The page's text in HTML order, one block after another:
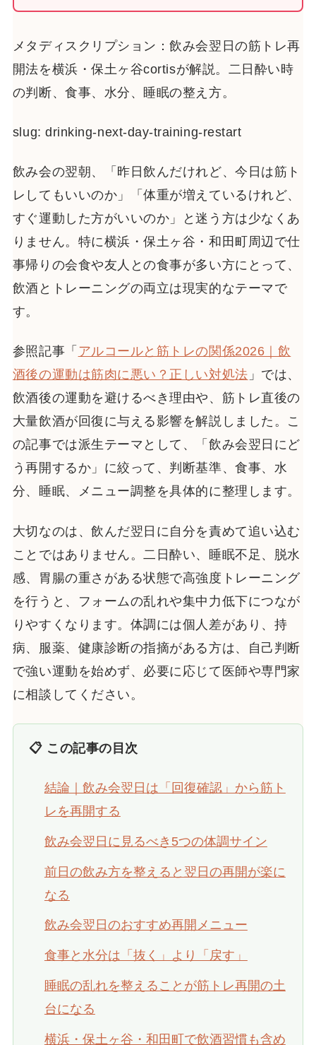
メタディスクリプション：飲み会翌日の筋トレ再
開法を横浜・保土ヶ谷cortisが解説。二日酔い時
の判断、食事、水分、睡眠の整え方。
slug: drinking-next-day-training-restart
飲み会の翌朝、「昨日飲んだけれど、今日は筋ト
レしてもいいのか」「体重が増えているけれど、
すぐ運動した方がいいのか」と迷う方は少なくあ
りません。特に横浜・保土ヶ谷・和田町周辺で仕
事帰りの会食や友人との食事が多い方にとって、
飲酒とトレーニングの両立は現実的なテーマで
す。
参照記事「 アルコールと筋トレの関係2026｜飲
酒後の運動は筋肉に悪い？正しい対処法 」では、
飲酒後の運動を避けるべき理由や、筋トレ直後の
大量飲酒が回復に与える影響を解説しました。こ
の記事では派生テーマとして、「飲み会翌日にど
う再開するか」に絞って、判断基準、食事、水
分、睡眠、メニュー調整を具体的に整理します。
大切なのは、飲んだ翌日に自分を責めて追い込む
ことではありません。二日酔い、睡眠不足、脱水
感、胃腸の重さがある状態で高強度トレーニング
を行うと、フォームの乱れや集中力低下につなが
りやすくなります。体調には個人差があり、持
病、服薬、健康診断の指摘がある方は、自己判断
で強い運動を始めず、必要に応じて医師や専門家
に相談してください。
📋 この記事の目次
結論｜飲み会翌日は「回復確認」から筋ト
レを再開する
飲み会翌日に見るべき5つの体調サイン
前日の飲み方を整えると翌日の再開が楽に
なる
飲み会翌日のおすすめ再開メニュー
食事と水分は「抜く」より「戻す」
睡眠の乱れを整えることが筋トレ再開の土
台になる
横浜・保土ヶ谷・和田町で飲酒習慣も含め